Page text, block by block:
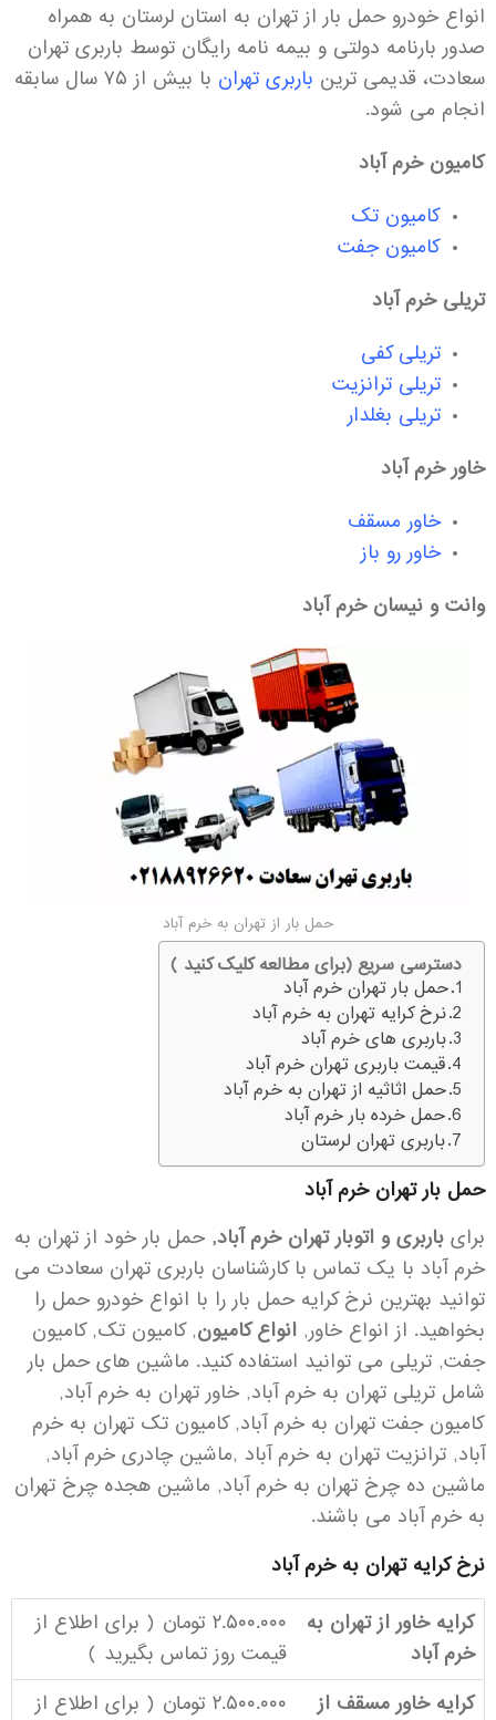
انواع خودرو حمل بار از تهران به استان لرستان به همراه
صدور بارنامه دولتی و بیمه نامه رایگان توسط باربری تهران
سعادت، قدیمی ترین باربری تهران
با بیش از ۷۵ سال سابقه
انجام می شود.
کامیون خرم آباد
کامیون تک
کامیون جفت
تریلی خرم آباد
تریلی کفی
تریلی ترانزیت
تریلی بغلدار
خاور خرم آباد
خاور مسقف
خاور رو باز
وانت و نیسان خرم آباد
حمل بار از تهران به خرم آباد
دسترسی سریع (برای مطالعه کلیک کنید )
حمل بار تهران خرم آباد
نرخ کرایه تهران به خرم آباد
باربری های خرم آباد
قیمت باربری تهران خرم آباد
حمل اثاثیه از تهران به خرم آباد
حمل خرده بار خرم آباد
باربری تهران لرستان
حمل بار تهران خرم آباد
برای باربری و اتوبار تهران خرم آباد, حمل بار خود از تهران به
خرم آباد با یک تماس با کارشناسان باربری تهران سعادت می
توانید بهترین نرخ کرایه حمل بار را با انواع خودرو حمل را
بخواهید. از انواع خاور, انواع کامیون, کامیون تک, کامیون
جفت, تریلی می توانید استفاده کنید. ماشین های حمل بار
شامل تریلی تهران به خرم آباد, خاور تهران به خرم آباد,
کامیون جفت تهران به خرم آباد, کامیون تک تهران به خرم
آباد, ترانزیت تهران به خرم آباد ,ماشین چادری خرم آباد,
ماشین ده چرخ تهران به خرم آباد, ماشین هجده چرخ تهران
به خرم آباد می باشند.
نرخ کرایه تهران به خرم آباد
کرایه خاور از تهران به
خرم آباد
۲.۵۰۰.۰۰۰ تومان ( برای اطلاع از
قیمت روز تماس بگیرید )
کرایه خاور مسقف از
۲.۵۰۰.۰۰۰ تومان ( برای اطلاع از